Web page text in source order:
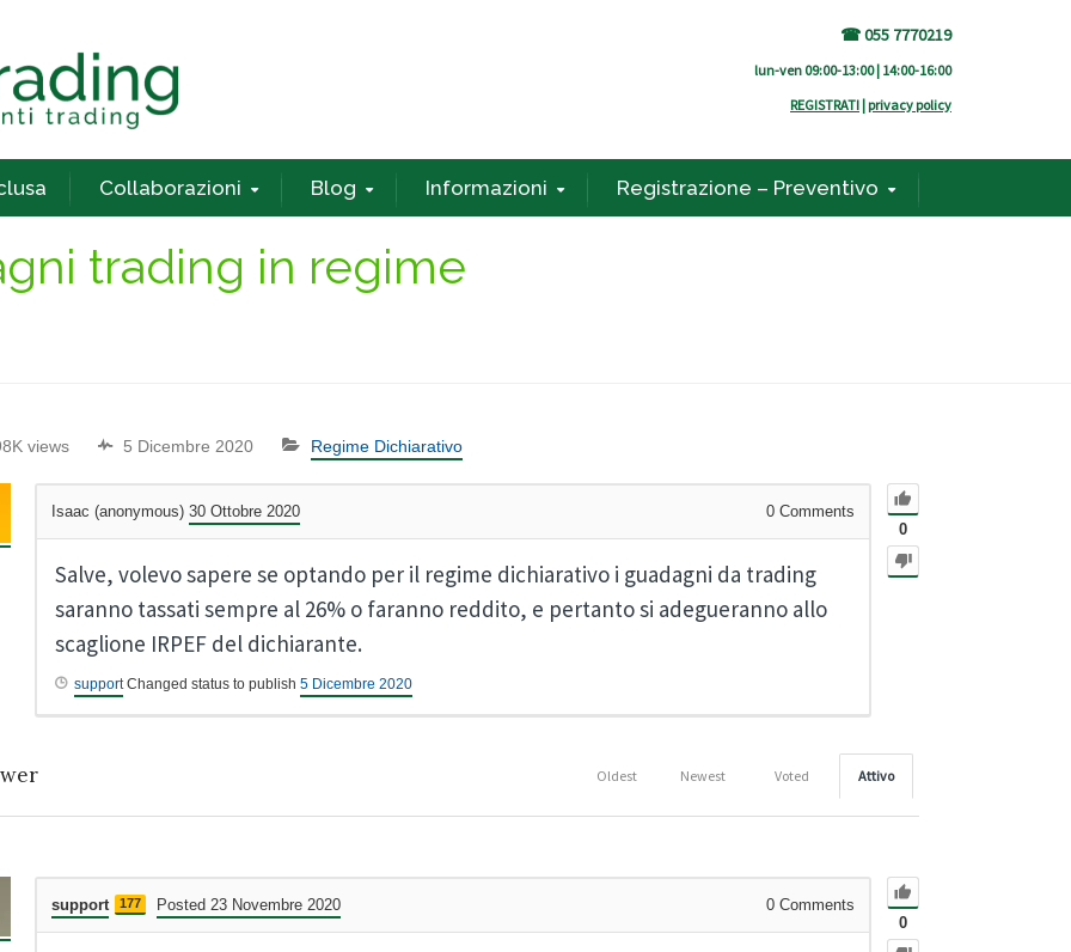
☎ 055 7770219
lun-ven 09:00-13:00 | 14:00-16:00
REGISTRATI | privacy policy
Collaborazioni Blog Informazioni Registrazione – Preventivo
trading in regime
views 5 Dicembre 2020 Regime Dichiarativo
0
Isaac (anonymous) 30 Ottobre 2020 0 Comments
Salve, volevo sapere se optando per il regime dichiarativo i guadagni da trading
saranno tassati sempre al 26% o faranno reddito, e pertanto si adegueranno allo
scaglione IRPEF del dichiarante.
supportChanged status to publish 5 Dicembre 2020
Attivo
Voted
Newest
Oldest
0
support 177 Posted 23 Novembre 2020 0 Comments